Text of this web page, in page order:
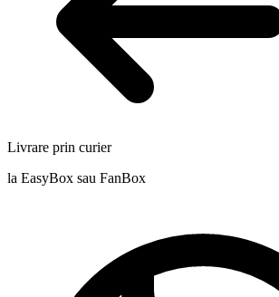
Livrare prin curier
la EasyBox sau FanBox